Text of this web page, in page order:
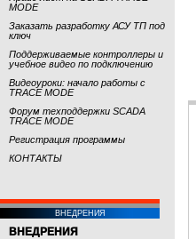
MODE
Заказать разработку АСУ ТП под
ключ
Поддерживаемые контроллеры и
учебное видео по подключению
Видеоуроки: начало работы с
TRACE MODE
Форум техподдержки SCADA
TRACE MODE
Регистрация программы
КОНТАКТЫ
ВНЕДРЕНИЯ
ВНЕДРЕНИЯ